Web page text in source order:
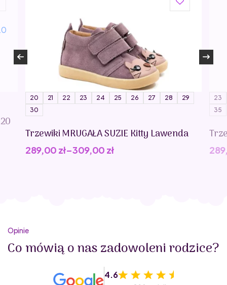
20 21 22 23 24 25 26 27 28
29
30
Trzewiki MRUGAŁA SUZIE Kitty Lawenda
289,00 zł–309,00 zł
23
35
Opinie
Co mówią o nas zadowoleni rodzice?
4.6